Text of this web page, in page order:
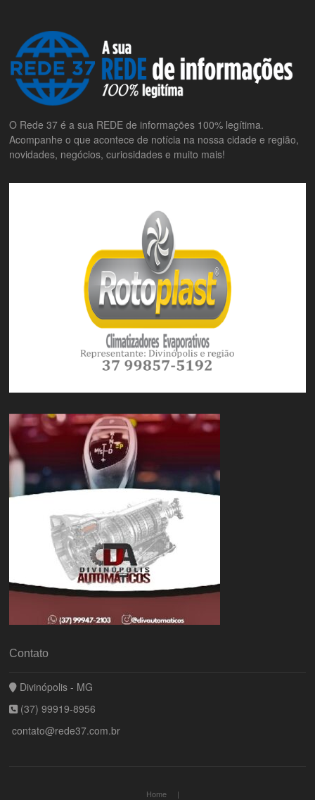
O Rede 37 é a sua REDE de informações 100% legítima.
Acompanhe o que acontece de notícia na nossa cidade e região,
novidades, negócios, curiosidades e muito mais!
Contato
Divinópolis - MG
(37) 99919-8956
contato@rede37.com.br
Home